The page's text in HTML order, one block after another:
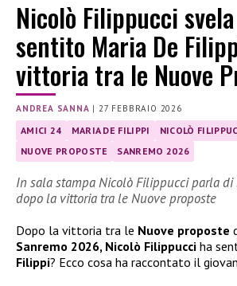
Nicolò Filippucci
sentito Maria De
vittoria tra le Nuove
ANDREA SANNA | 27 FEBBRAIO 2026
AMICI 24 MARIA DE FILIPPI
NICOLÒ
NUOVE PROPOSTE
SANREMO 2026
In sala stampa Nicolò Filippucci parla di
dopo la vittoria tra le Nuove proposte
Dopo la vittoria tra le Nuove proposte
Sanremo 2026, Nicolò Filippucci ha
Filippi? Ecco cosa ha raccontato il